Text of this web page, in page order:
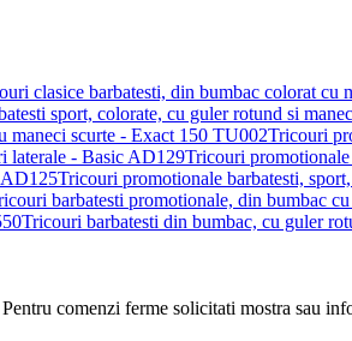
clasice barbatesti, din bumbac colorat cu
Tricouri
Tricouri
Tricouri promotionale barbatesti,
barbatesti promotionale, din bumbac
Tricouri barbatesti din bumbac, cu guler
comenzi ferme solicitati mostra sau